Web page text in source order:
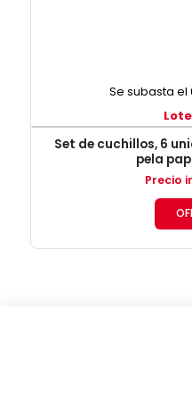
Se subasta el
Set de cuchillos, 6
pela
Precio